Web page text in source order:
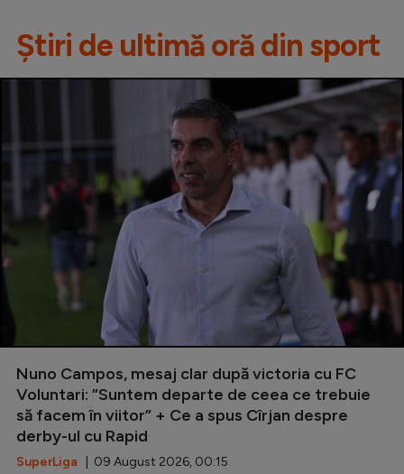
Știri de ultimă oră din sport
Nuno Campos, mesaj clar după victoria cu FC
Voluntari: ”Suntem departe de ceea ce trebuie
să facem în viitor” + Ce a spus Cîrjan despre
derby-ul cu Rapid
SuperLiga | 09 August 2026, 00:15